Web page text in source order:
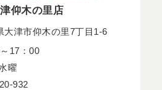
仰木の里店
大津市仰木の里7丁目1-6
17：00
曜
932